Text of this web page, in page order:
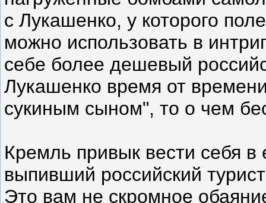
с Лукашенко, у которого
можно использовать в
себе более дешевый
Лукашенко время от
сукиным сыном", то о чем
Кремль привык вести себя в
выпивший российский
Это вам не скромное